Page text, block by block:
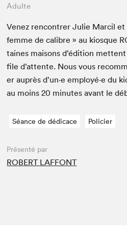
Adulte
Venez ren­con­tr­er Julie Mar­cil et
femme de cal­i­bre » au kiosque
taines maisons d’édi­tion
file d’at­tente. Nous vous
er auprès d’un·e employé·e du
au moins20 min­utes avant le
Séance de dédicace Policier
Présenté par
ROBERT LAFFONT